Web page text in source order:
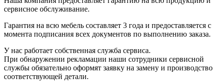
сервисное обслуживание.
Гарантия на всю мебель составляет 3 года и предоставляется с
момента подписания всех документов по выполнению заказа.
У нас работает собственная служба сервиса.
При обнаружении рекламации наши сотрудники сервисной
службы обязательно оформят заявку на замену и производство
соответствующей детали.